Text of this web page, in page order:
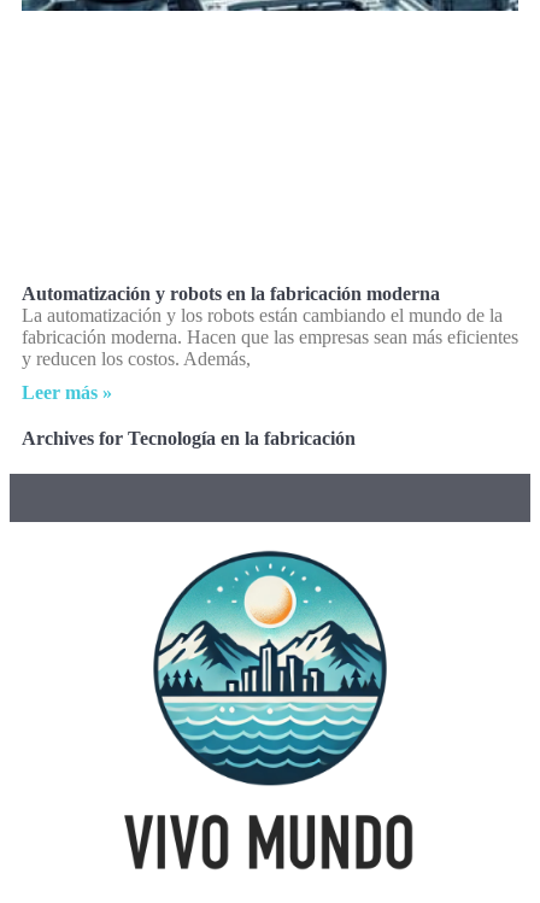
Automatización y robots en la fabricación moderna
La automatización y los robots están cambiando el mundo de la
fabricación moderna. Hacen que las empresas sean más eficientes
y reducen los costos. Además,
Leer más »
Archives for Tecnología en la fabricación